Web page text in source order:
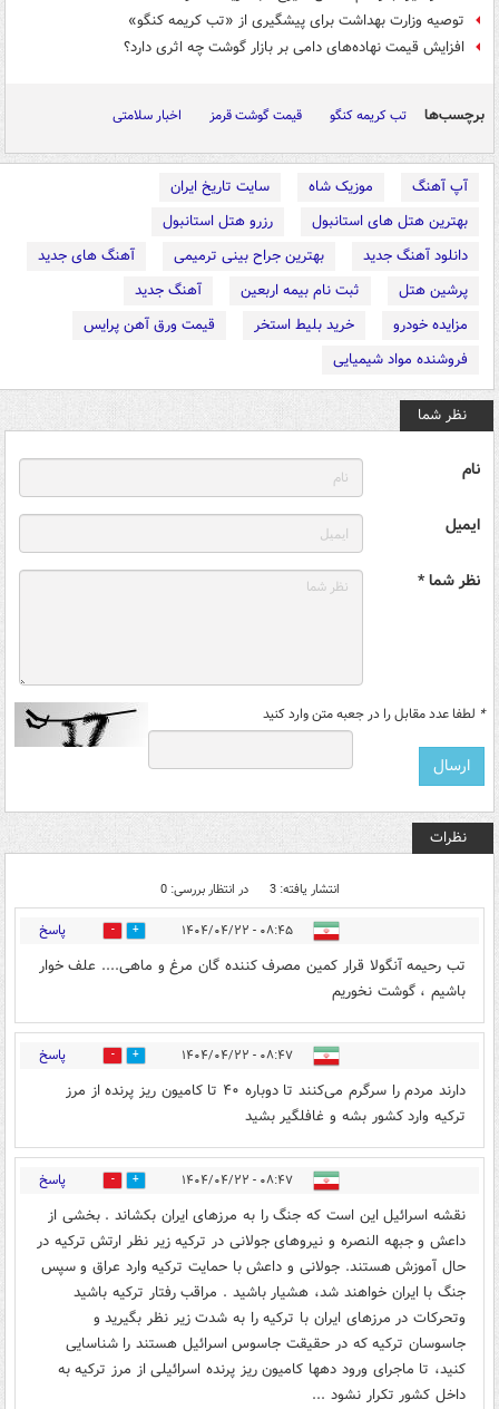
توصیه وزارت بهداشت برای پیشگیری از «تب کریمه کنگو»
افزایش قیمت نهاده‌های دامی بر بازار گوشت چه اثری دارد؟
برچسب‌ها تب کریمه کنگو قیمت گوشت قرمز اخبار سلامتی
آپ آهنگ موزیک شاه
سایت تاریخ ایران
بهترین هتل های استانبول
رزرو هتل استانبول
دانلود آهنگ جدید
بهترین جراح بینی ترمیمی
آهنگ های جدید
پرشین هتل
ثبت نام بیمه اربعین
آهنگ جدید
مزایده خودرو
خرید بلیط استخر
قیمت ورق آهن پرایس
فروشنده مواد شیمیایی
نظر شما
نام
ایمیل
نظر شما *
* لطفا عدد مقابل را در جعبه متن وارد کنید
نظرات
انتشار یافته: 3 در انتظار بررسی: 0
۰۸:۴۵ - ۱۴۰۴/۰۴/۲۲ 0 پاسخ
تب رحیمه آنگولا قرار کمین مصرف کننده گان مرغ و ماهی.... علف خوار
باشیم ، گوشت نخوریم
۰۸:۴۷ - ۱۴۰۴/۰۴/۲۲ 0 پاسخ
دارند مردم را سرگرم می‌کنند تا دوباره ۴۰ تا کامیون ریز پرنده از مرز
ترکیه وارد کشور بشه و غافلگیر بشید
۰۸:۴۷ - ۱۴۰۴/۰۴/۲۲ 0 پاسخ
نقشه اسرائیل این است که جنگ را به مرزهای ایران بکشاند . بخشی از
داعش و جبهه النصره و نیروهای جولانی در ترکیه زیر نظر ارتش ترکیه در
حال آموزش هستند. جولانی و داعش با حمایت ترکیه وارد عراق و سپس
جنگ با ایران خواهند شد، هشیار باشید . مراقب رفتار ترکیه باشید
وتحرکات در مرزهای ایران با ترکیه را به شدت زیر نظر بگیرید و
جاسوسان ترکیه که در حقیقت جاسوس اسرائیل هستند را شناسایی
کنید، تا ماجرای ورود دهها کامیون ریز پرنده اسرائیلی از مرز ترکیه به
داخل کشور تکرار نشود ...